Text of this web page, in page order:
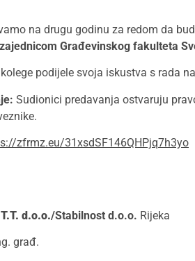
na drugu godinu za redom da
Građevinskog fakulteta
podijele svoja iskustva s rada
Sudionici predavanja ostvaruju
zfrmz.eu/31xsdSF146QHPjq7h3yo
d.o.o./Stabilnost d.o.o. Rijeka
građ.